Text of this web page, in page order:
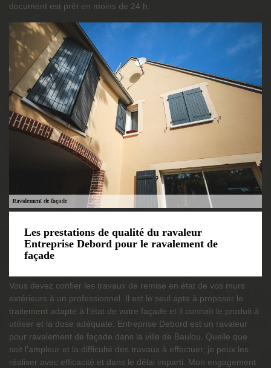
document est prêt en moins de 24 h.
Les prestations de qualité du ravaleur
Entreprise Debord pour le ravalement de
façade
Vous devez confier les travaux de remise en état de vos murs
extérieurs à un professionnel. Il est le seul apte à proposer le
traitement adapté à l’état de votre façade et il connaît le produit à
utiliser et la dose adéquate. Entreprise Debord est un ravaleur
pour ravalement de façade dans la ville de Baulou. Quelle que
soit l’ampleur et la difficulté des travaux à effectuer, je peux les
réaliser avec efficacité et dans le délai imparti. Mon engagement